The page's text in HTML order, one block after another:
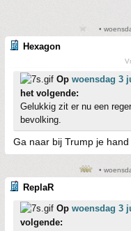
•
Hexagon
Op woensdag 3
het volgende:
Gelukkig zit er nu een
bevolking.
Ga naar bij Trump je hand
•
ReplaR
Op woensdag 3
volgende: